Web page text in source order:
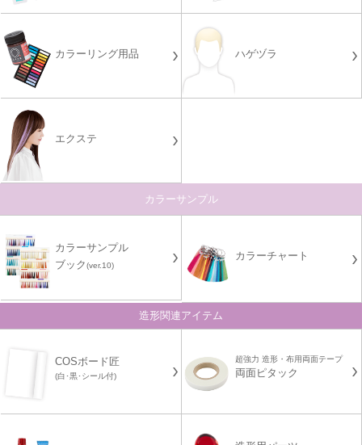
カラーリング用品 ハゲヅラ
エクステ
カラーサンプル
カラーサンプル
ブック(ver.10)
カラーチャート
造形関連アイテム
COSボード匠
(白･黒･シール付)
超強力 造形・布用両面テープ
両面ピタック